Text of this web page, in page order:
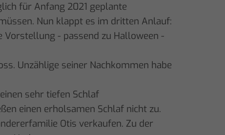
für Anfang 2021 geplante
Nun klappt es im dritten Anlauf:
Vorstellung - passend zu Halloween -
Unzählige seiner Nachkommen habe
sehr tiefen Schlaf
einen erholsamen Schlaf nicht zu.
Otis verkaufen. Zu der